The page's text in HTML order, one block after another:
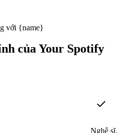
của Your Spotify
Nghệ sĩ,